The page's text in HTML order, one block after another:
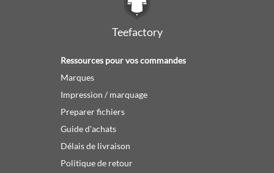
Teefactory
Ressources pour vos commandes
Marques
Impression / marquage
Preparer fichiers
Guide d'achats
Délais de livraison
Politique de retour